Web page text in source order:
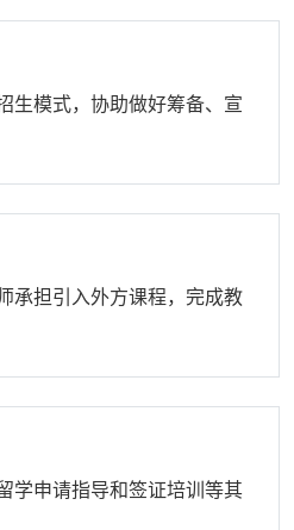
生模式，协助做好筹备、宣
承担引入外方课程，完成教
学申请指导和签证培训等其